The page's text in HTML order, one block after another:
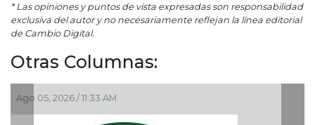
* Las opiniones y puntos de vista expresadas son responsabilidad
exclusiva del autor y no necesariamente reflejan la línea editorial
de Cambio Digital.
Otras Columnas:
2026 / 11:33 AM